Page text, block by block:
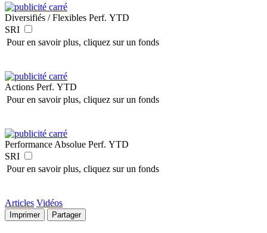
Diversifiés / Flexibles Perf. YTD
SRI
Pour en savoir plus, cliquez sur un fonds
Actions Perf. YTD
Pour en savoir plus, cliquez sur un fonds
Performance Absolue Perf. YTD
SRI
Pour en savoir plus, cliquez sur un fonds
Articles Vidéos
Imprimer Partager